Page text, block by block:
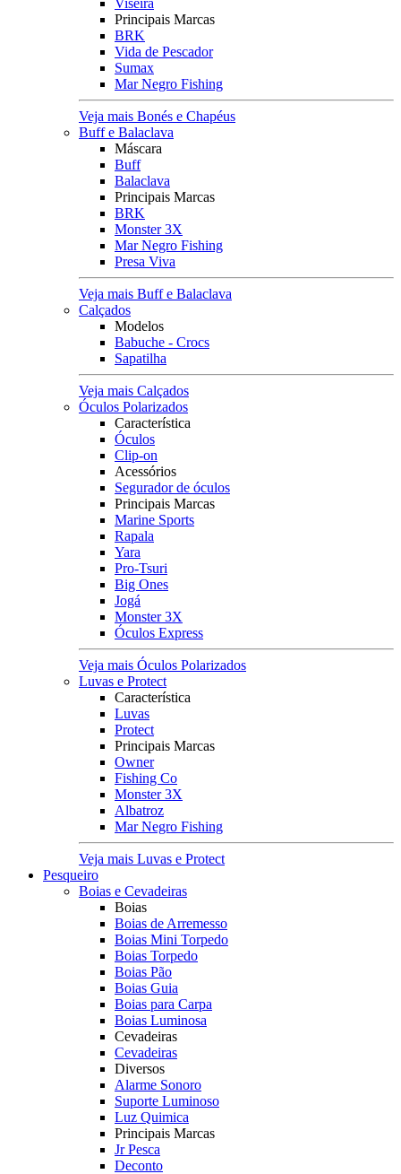
Viseira
Principais Marcas
BRK
Vida de Pescador
Sumax
Mar Negro Fishing
Veja mais Bonés e Chapéus
Buff e Balaclava
Máscara
Buff
Balaclava
Principais Marcas
BRK
Monster 3X
Mar Negro Fishing
Presa Viva
Veja mais Buff e Balaclava
Calçados
Modelos
Babuche - Crocs
Sapatilha
Veja mais Calçados
Óculos Polarizados
Característica
Óculos
Clip-on
Acessórios
Segurador de óculos
Principais Marcas
Marine Sports
Rapala
Yara
Pro-Tsuri
Big Ones
Jogá
Monster 3X
Óculos Express
Veja mais Óculos Polarizados
Luvas e Protect
Característica
Luvas
Protect
Principais Marcas
Owner
Fishing Co
Monster 3X
Albatroz
Mar Negro Fishing
Veja mais Luvas e Protect
Pesqueiro
Boias e Cevadeiras
Boias
Boias de Arremesso
Boias Mini Torpedo
Boias Torpedo
Boias Pão
Boias Guia
Boias para Carpa
Boias Luminosa
Cevadeiras
Cevadeiras
Diversos
Alarme Sonoro
Suporte Luminoso
Luz Quimica
Principais Marcas
Jr Pesca
Deconto